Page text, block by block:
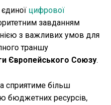
цифрової
завданням
з важливих умов для
траншу
Європейського Союзу.
сприятиме більш
бюджетних ресурсів,